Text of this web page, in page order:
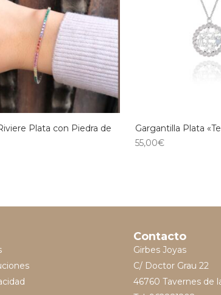
Plata con Piedra de
Gargantilla Plata
55,00€
Contacto
Girbes Joyas
C/ Doctor Grau 22
46760 Tavernes de